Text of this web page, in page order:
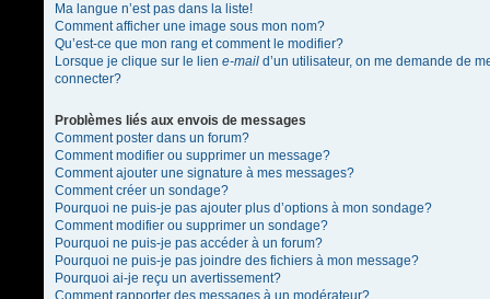
Ma langue n’est pas dans la liste!
Comment afficher une image sous mon nom?
Qu’est-ce que mon rang et comment le modifier?
Lorsque je clique sur le lien e-mail d’un utilisateur, on me demande de
connecter?
Problèmes liés aux envois de messages
Comment poster dans un forum?
Comment modifier ou supprimer un message?
Comment ajouter une signature à mes messages?
Comment créer un sondage?
Pourquoi ne puis-je pas ajouter plus d’options à mon sondage?
Comment modifier ou supprimer un sondage?
Pourquoi ne puis-je pas accéder à un forum?
Pourquoi ne puis-je pas joindre des fichiers à mon message?
Pourquoi ai-je reçu un avertissement?
Comment rapporter des messages à un modérateur?